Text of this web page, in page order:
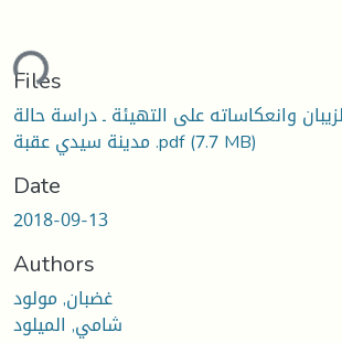
Files
وانعكاساته على التهيئة ـ دراسة حالة
مدينة سيدي عقبة .pdf(7.7 MB)
Date
2018-09-13
Authors
غضبان, مولود
شامي, الميلود